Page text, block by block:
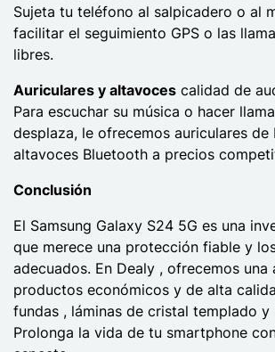
Sujeta tu teléfono al salpicadero o al
facilitar el seguimiento GPS o las
libres.
Auriculares y altavoces calidad de
Para escuchar su música o hacer
desplaza, le ofrecemos auriculares
altavoces Bluetooth a precios
Conclusión
El Samsung Galaxy S24 5G es una
que merece una protección fiable y
adecuados. En Dealy , ofrecemos una
productos económicos y de alta
fundas , láminas de cristal templado y
Prolonga la vida de tu smartphone